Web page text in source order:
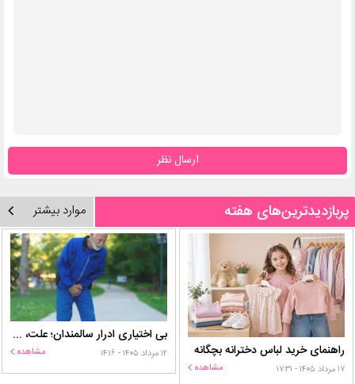
ارسال نظر
پربازدیدترین‌های هفته موارد بیشتر
راهنمای خرید لباس دخترانه بچگانه
۱۷ مرداد ۱۴۰۵ - ۱۷:۳۱ مشاهده
بی اختیاری ادرار سالمندان؛ علت، درمان و روش‌های کنترل در منزل
۱۲ مرداد ۱۴۰۵ - ۱۴:۱۶ مشاهده